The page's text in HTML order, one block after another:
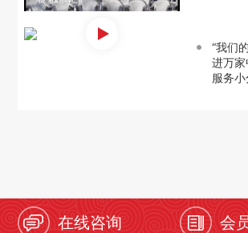
“我们
进万
服务
在线咨询 会